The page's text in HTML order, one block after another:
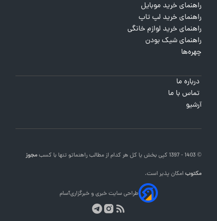
راهنمای خرید موبایل
راهنمای خرید لپ تاپ
راهنمای خرید لوازم خانگی
راهنمای شیک بودن
چهره‌ها
درباره ما
تماس با ما
آرشیو
© 1403 - 1397 کپی بخش یا کل هر کدام از مطالب راهنماتو تنها با کسبمجوز
مکتوبامکان پذیر است.
طراحی سایت خبری و خبرگزاریآسام